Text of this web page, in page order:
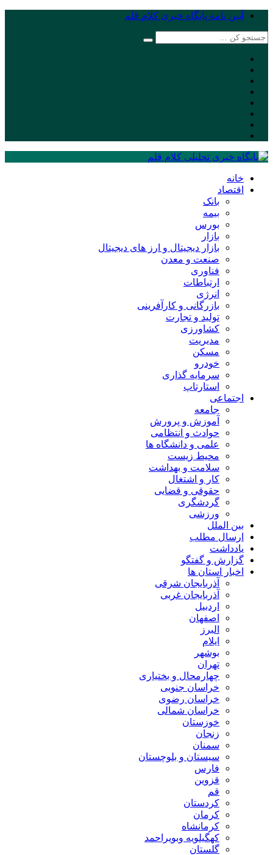
آیین نامه پایگاه خبری کلام قلم
خانه
اقتصاد
بانک
بیمه
بورس
بازار
بازار دیجیتال و ارز های دیجیتال
صنعت و معدن
فناوری
ارتباطات
انرژی
بازرگانی و کارآفرینی
تولید و تجارت
کشاورزی
مدیریت
مسکن
خودرو
سرمایه گذاری
استارتاپ
اجتماعی
جامعه
آموزش و پرورش
حوادث و انتظامی
علمی و دانشگاه ها
محیط زیست
سلامت و بهداشت
کار و اشتغال
حقوقی و قضایی
گردشگری
ورزشی
بین الملل
ارسال مطلب
یادداشت
گزارش و گفتگو
اخبار استان ها
آذربایجان شرقی
آذربایجان غربی
اردبیل
اصفهان
البرز
ایلام
بوشهر
تهران
چهارمحال و بختیاری
خراسان جنوبی
خراسان رضوی
خراسان شمالی
خوزستان
زنجان
سمنان
سیستان و بلوچستان
فارس
قزوین
قم
کردستان
کرمان
کرمانشاه
کهگیلویه وبویراحمد
گلستان